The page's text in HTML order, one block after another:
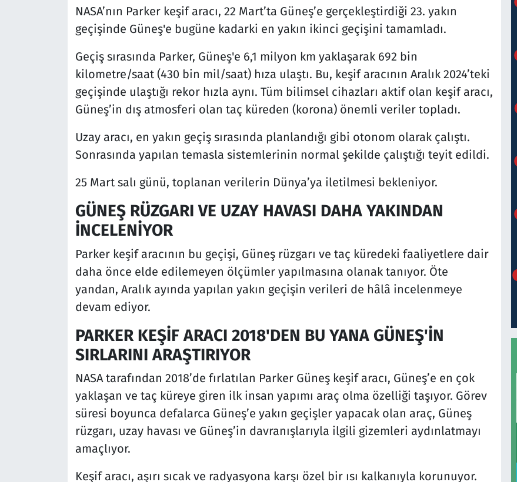
NASA’nın Parker keşif aracı, 22 Mart’ta Güneş’e gerçekleştirdiği 23. yakın
geçişinde Güneş'e bugüne kadarki en yakın ikinci geçişini tamamladı.
Geçiş sırasında Parker, Güneş'e 6,1 milyon km yaklaşarak 692 bin
kilometre/saat (430 bin mil/saat) hıza ulaştı. Bu, keşif aracının Aralık 2024’teki
geçişinde ulaştığı rekor hızla aynı. Tüm bilimsel cihazları aktif olan keşif aracı,
Güneş’in dış atmosferi olan taç küreden (korona) önemli veriler topladı.
Uzay aracı, en yakın geçiş sırasında planlandığı gibi otonom olarak çalıştı.
Sonrasında yapılan temasla sistemlerinin normal şekilde çalıştığı teyit edildi.
25 Mart salı günü, toplanan verilerin Dünya’ya iletilmesi bekleniyor.
GÜNEŞ RÜZGARI VE UZAY HAVASI DAHA YAKINDAN
İNCELENİYOR
Parker keşif aracının bu geçişi, Güneş rüzgarı ve taç küredeki faaliyetlere dair
daha önce elde edilemeyen ölçümler yapılmasına olanak tanıyor. Öte
yandan, Aralık ayında yapılan yakın geçişin verileri de hâlâ incelenmeye
devam ediyor.
PARKER KEŞİF ARACI 2018'DEN BU YANA GÜNEŞ'İN
SIRLARINI ARAŞTIRIYOR
NASA tarafından 2018’de fırlatılan Parker Güneş keşif aracı, Güneş’e en çok
yaklaşan ve taç küreye giren ilk insan yapımı araç olma özelliği taşıyor. Görev
süresi boyunca defalarca Güneş’e yakın geçişler yapacak olan araç, Güneş
rüzgarı, uzay havası ve Güneş’in davranışlarıyla ilgili gizemleri aydınlatmayı
amaçlıyor.
Keşif aracı, aşırı sıcak ve radyasyona karşı özel bir ısı kalkanıyla korunuyor.